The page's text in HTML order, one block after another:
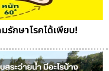
กษาโรคได้เพียบ!